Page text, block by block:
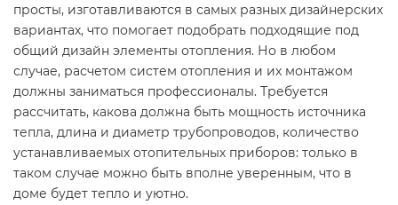
просты, изготавливаются в самых разных дизайнерских
вариантах, что помогает подобрать подходящие под
общий дизайн элементы отопления. Но в любом
случае, расчетом систем отопления и их монтажом
должны заниматься профессионалы. Требуется
рассчитать, какова должна быть мощность источника
тепла, длина и диаметр трубопроводов, количество
устанавливаемых отопительных приборов: только в
таком случае можно быть вполне уверенным, что в
доме будет тепло и уютно.